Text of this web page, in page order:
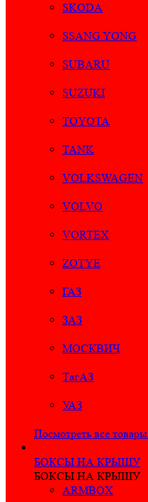
SKODA
SSANG YONG
SUBARU
SUZUKI
TOYOTA
TANK
VOLKSWAGEN
VOLVO
VORTEX
ZOTYE
ГАЗ
ЗАЗ
МОСКВИЧ
ТагАЗ
УАЗ
Посмотреть все товары
БОКСЫ НА КРЫШУ
БОКСЫ НА КРЫШУ
ARMBOX